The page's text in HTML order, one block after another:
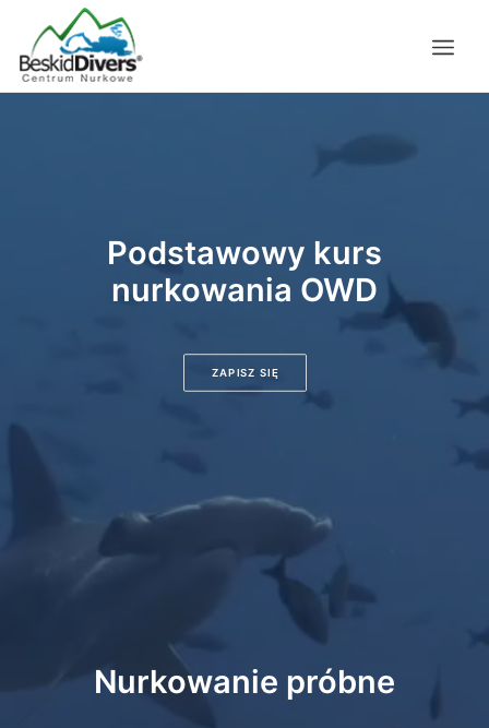
Podstawowy kurs
nurkowania OWD
ZAPISZ SIĘ
Nurkowanie próbne